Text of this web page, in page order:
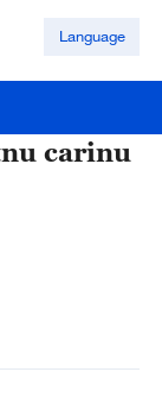
Language
carinu